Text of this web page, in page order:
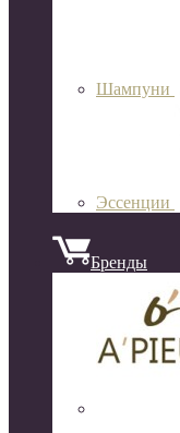
Шампуни
Эссенции
Бренды